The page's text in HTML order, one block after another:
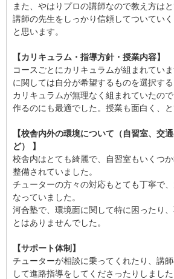
また、やはりプロの講師なので教え方はと
講師の先生をしっかり信頼してついてい
と思います。
【カリキュラム・指導方針・授業内容】
コースごとにカリキュラムが組まれてい
に関しては自分が希望するものを選択する
カリキュラムが無理なく組まれていたの
作るのにも最適でした。授業も面白く、と
【校舎内外の環境について（自習室、交
ど） 】
校舎内はとても綺麗で、自習室もいくつ
整備されていました。
チューターの方々の対応もとても丁寧で
なっていました。
河合塾で、環境面に関して特に困ったり
とはありませんでした。
【サポート体制】
チューターが相談に乗ってくれたり、講
して進路指導をしてくださったりしました